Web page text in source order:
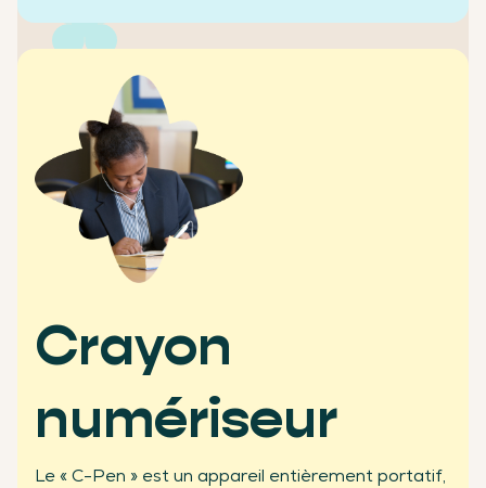
Crayon
numériseur
Le « C-Pen » est un appareil entièrement portatif,
+2500
écoles clientes
+450